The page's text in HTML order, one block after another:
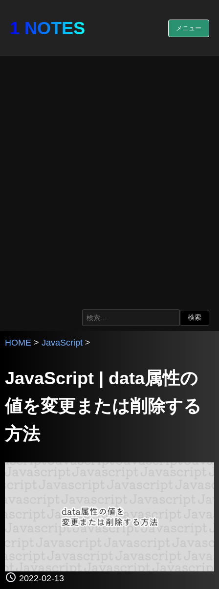
1 NOTES メニュー
HOME > JavaScript >
JavaScript | data属性の
値を変更または削除する
方法
2022-02-13